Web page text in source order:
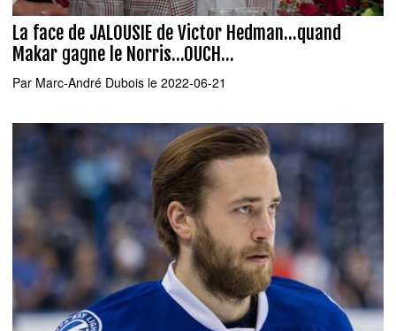
La face de JALOUSIE de Victor Hedman...quand
Makar gagne le Norris...OUCH...
Par Marc-André Dubois le 2022-06-21